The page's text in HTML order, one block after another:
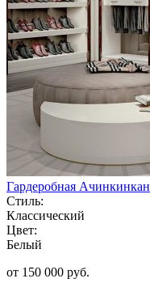
Гардеробная Ачинкинкан
Стиль:
Классический
Цвет:
Белый
от 150 000 руб.